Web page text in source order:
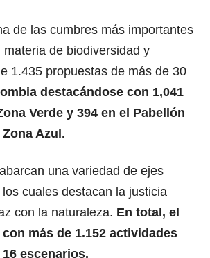
de las cumbres más importantes
de biodiversidad y
1.435 propuestas de más de 30
destacándose con 1,041
Verde y 394 en el Pabellón
Azul.
una variedad de ejes
cuales destacan la justicia
con la naturaleza. En total, el
más de 1.152 actividades
escenarios.